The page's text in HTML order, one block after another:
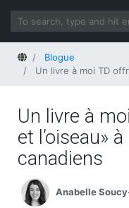
HomeBlogue
Un livre à moi TD offrira
Un livre à
et l’oiseau»
canadiens
Anabelle